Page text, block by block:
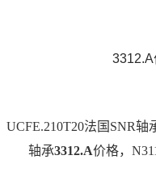
UCFE.210T20法国SNR轴
轴承3312.A价格，